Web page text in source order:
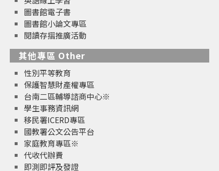
圖書館電子書
圖書館小論文專區
閱讀存摺推廣活動
其他專區 Other
性別平等教育
保護智慧財產權專區
台南二區輔導諮商中心※
學生事務資訊網
移民署ICERD專區
國教署公文公告平台
家庭教育專區※
代收代辦費
即測即評及發證